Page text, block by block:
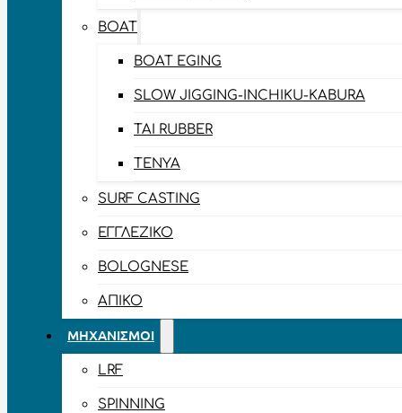
BOAT
BOAT EGING
SLOW JIGGING-INCHIKU-KABURA
TAI RUBBER
TENYA
SURF CASTING
ΕΓΓΛΈΖΙΚΟ
BOLOGNESE
ΑΠΊΚΟ
ΜΗΧΑΝΙΣΜΟΊ
LRF
SPINNING